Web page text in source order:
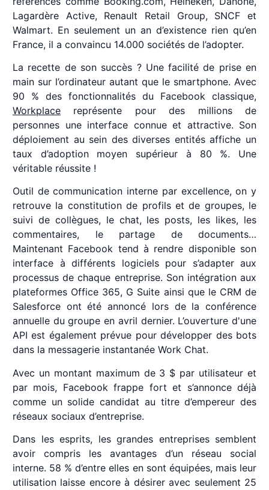
Lagardère Active, Renault Retail Group, SNCF et
Walmart. En seulement un an d’existence rien qu’en
France, il a convaincu 14.000 sociétés de l’adopter.
La recette de son succès ? Une facilité de prise en
main sur l’ordinateur autant que le smartphone. Avec
90 % des fonctionnalités du Facebook classique,
Workplace représente pour des millions de
personnes une interface connue et attractive. Son
déploiement au sein des diverses entités affiche un
taux d’adoption moyen supérieur à 80 %. Une
véritable réussite !
Outil de communication interne par excellence, on y
retrouve la constitution de profils et de groupes, le
suivi de collègues, le chat, les posts, les likes, les
commentaires, le partage de documents…
Maintenant Facebook tend à rendre disponible son
interface à différents logiciels pour s’adapter aux
processus de chaque entreprise. Son intégration aux
plateformes Office 365, G Suite ainsi que le CRM de
Salesforce ont été annoncé lors de la conférence
annuelle du groupe en avril dernier. L’ouverture d'une
API est également prévue pour développer des bots
dans la messagerie instantanée Work Chat.
Avec un montant maximum de 3 $ par utilisateur et
par mois, Facebook frappe fort et s’annonce déjà
comme un solide candidat au titre d’empereur des
réseaux sociaux d’entreprise.
Dans les esprits, les grandes entreprises semblent
avoir compris les avantages d’un réseau social
interne. 58 % d’entre elles en sont équipées, mais leur
utilisation laisse encore à désirer avec seulement 25